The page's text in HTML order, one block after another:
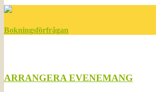
Bokningsförfrågan
ARRANGERA EVENEMANG